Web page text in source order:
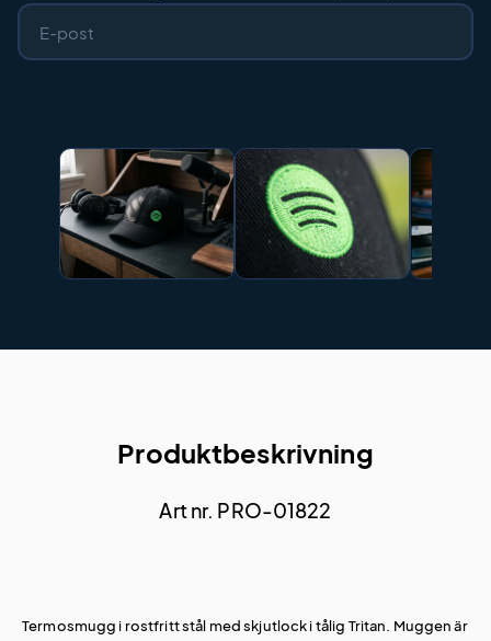
Produktbeskrivning
Art nr. PRO-01822
Termosmugg i rostfritt stål med skjutlock i tålig Tritan. Muggen är